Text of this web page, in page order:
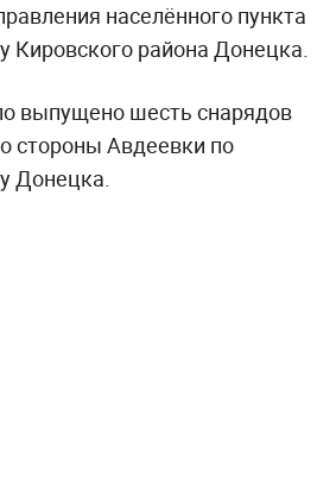
населённого пункта
Кировского района Донецка.
выпущено шесть снарядов
стороны Авдеевки по
Донецка.